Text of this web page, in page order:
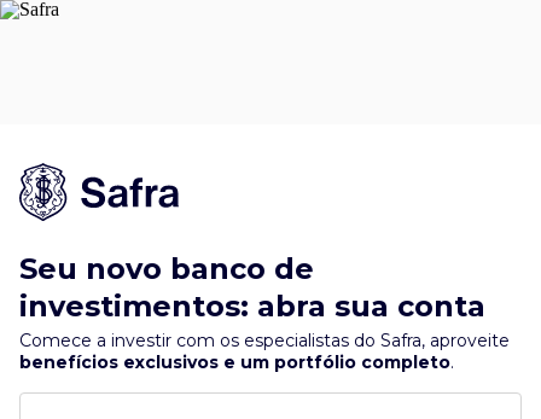
Seu novo banco de
investimentos: abra sua conta
Comece a investir com os especialistas do Safra, aproveite
benefícios exclusivos e um portfólio completo.